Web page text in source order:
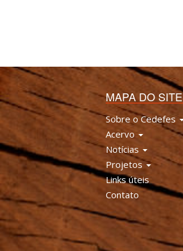
MAPA DO SITE
Sobre o Cedefes
Acervo
Notícias
Projetos
Links úteis
Contato